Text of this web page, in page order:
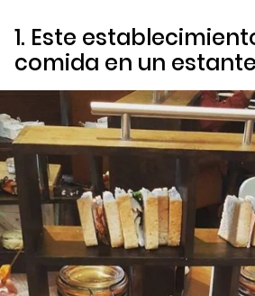
1. Este
comida en un estante